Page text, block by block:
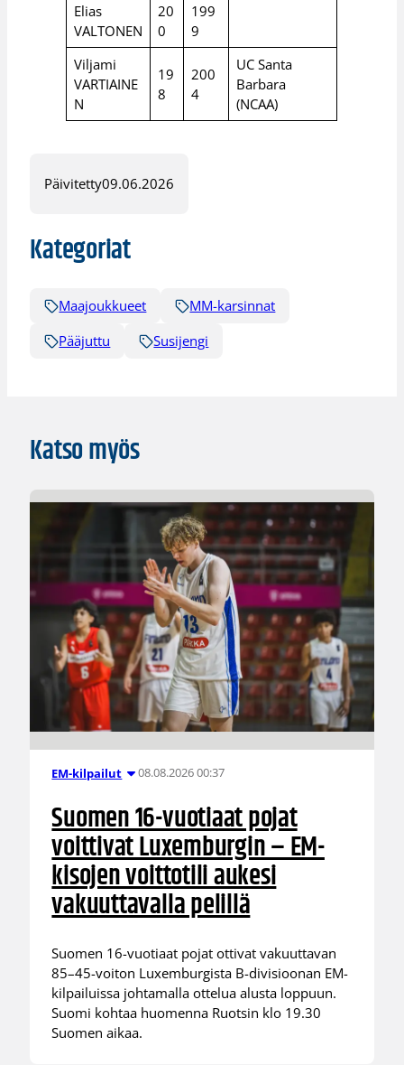
Elias
VALTONEN
20
0
199
9
Viljami
VARTIAINE
N
19
8
200
4
UC Santa
Barbara
(NCAA)
Päivitetty09.06.2026
Kategoriat
Maajoukkueet
MM-karsinnat
Pääjuttu
Susijengi
Katso myös
EM-kilpailut 08.08.2026 00:37
Suomen 16-vuotiaat pojat
voittivat Luxemburgin – EM-
kisojen voittotili aukesi
vakuuttavalla pelillä
Suomen 16-vuotiaat pojat ottivat vakuuttavan
85–45-voiton Luxemburgista B-divisioonan EM-
kilpailuissa johtamalla ottelua alusta loppuun.
Suomi kohtaa huomenna Ruotsin klo 19.30
Suomen aikaa.